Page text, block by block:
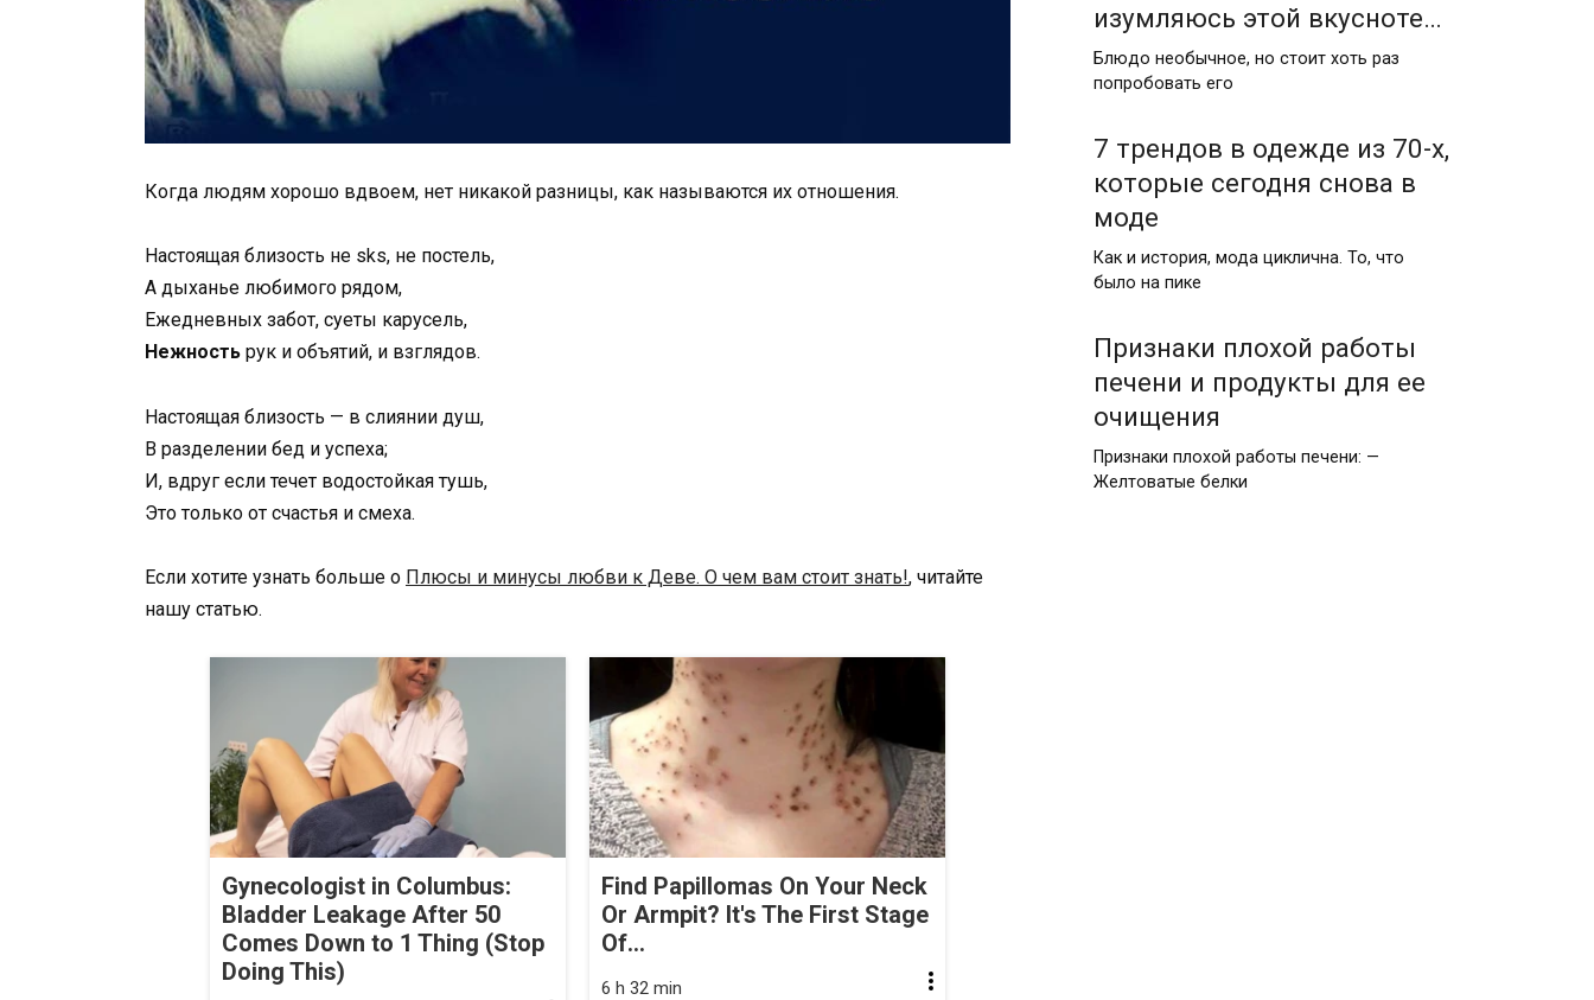
Когда людям хорошо вдвоем, нет никакой разницы, как называются их отношения.
Настоящая близость не sks, не постель,
А дыханье любимого рядом,
Ежедневных забот, суеты карусель,
Нежность рук и объятий, и взглядов.
Настоящая близость — в слиянии душ,
В разделении бед и успеха;
И, вдруг если течет водостойкая тушь,
Это только от счастья и смеха.
Если хотите узнать больше о Плюсы и минусы любви к Деве. О чем вам стоит знать!, читайте
нашу статью.
Gynecologist in Columbus:
Bladder Leakage After 50
Comes Down to 1 Thing (Stop
Doing This)
Find Papillomas On Your Neck
Or Armpit? It's The First Stage
Of...
6 h 32 min
изумляюсь этой вкусноте…
Блюдо необычное, но стоит хоть раз
попробовать его
7 трендов в одежде из 70-х,
которые сегодня снова в
моде
Как и история, мода циклична. То, что
было на пике
Признаки плохой работы
печени и продукты для ее
очищения
Признаки плохой работы печени: —
Желтоватые белки